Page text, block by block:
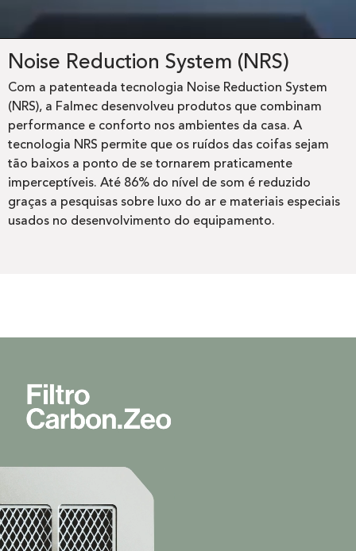
Noise Reduction System (NRS)
Com a patenteada tecnologia Noise Reduction System
(NRS), a Falmec desenvolveu produtos que combinam
performance e conforto nos ambientes da casa. A
tecnologia NRS permite que os ruídos das coifas sejam
tão baixos a ponto de se tornarem praticamente
imperceptíveis. Até 86% do nível de som é reduzido
graças a pesquisas sobre luxo do ar e materiais especiais
usados no desenvolvimento do equipamento.